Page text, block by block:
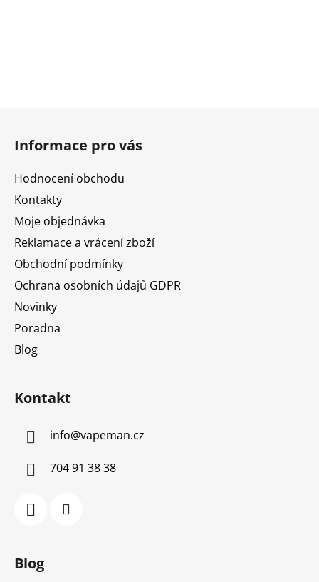
Informace pro vás
Hodnocení obchodu
Kontakty
Moje objednávka
Reklamace a vrácení zboží
Obchodní podmínky
Ochrana osobních údajů GDPR
Novinky
Poradna
Blog
Kontakt
info@vapeman.cz
704 91 38 38
Blog